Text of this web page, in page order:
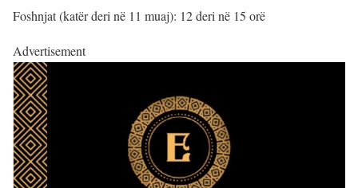
Foshnjat (katër deri në 11 muaj): 12 deri në 15 orë
Advertisement